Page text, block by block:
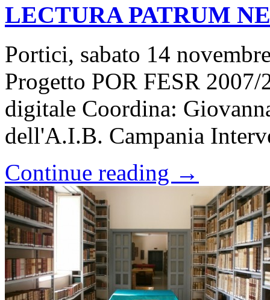
LECTURA PATRUM
Portici, sabato 14
Progetto POR FESR
digitale Coordina:
dell'A.I.B. Campania
Continue reading →